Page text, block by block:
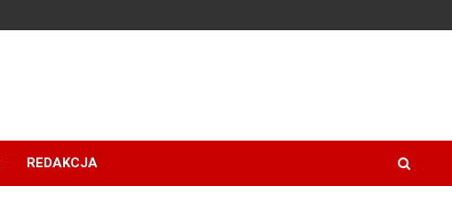
REDAKCJA